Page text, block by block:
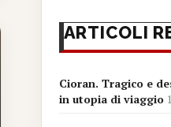
ARTICOLI
Cioran. Tragico e
in utopia di viaggio